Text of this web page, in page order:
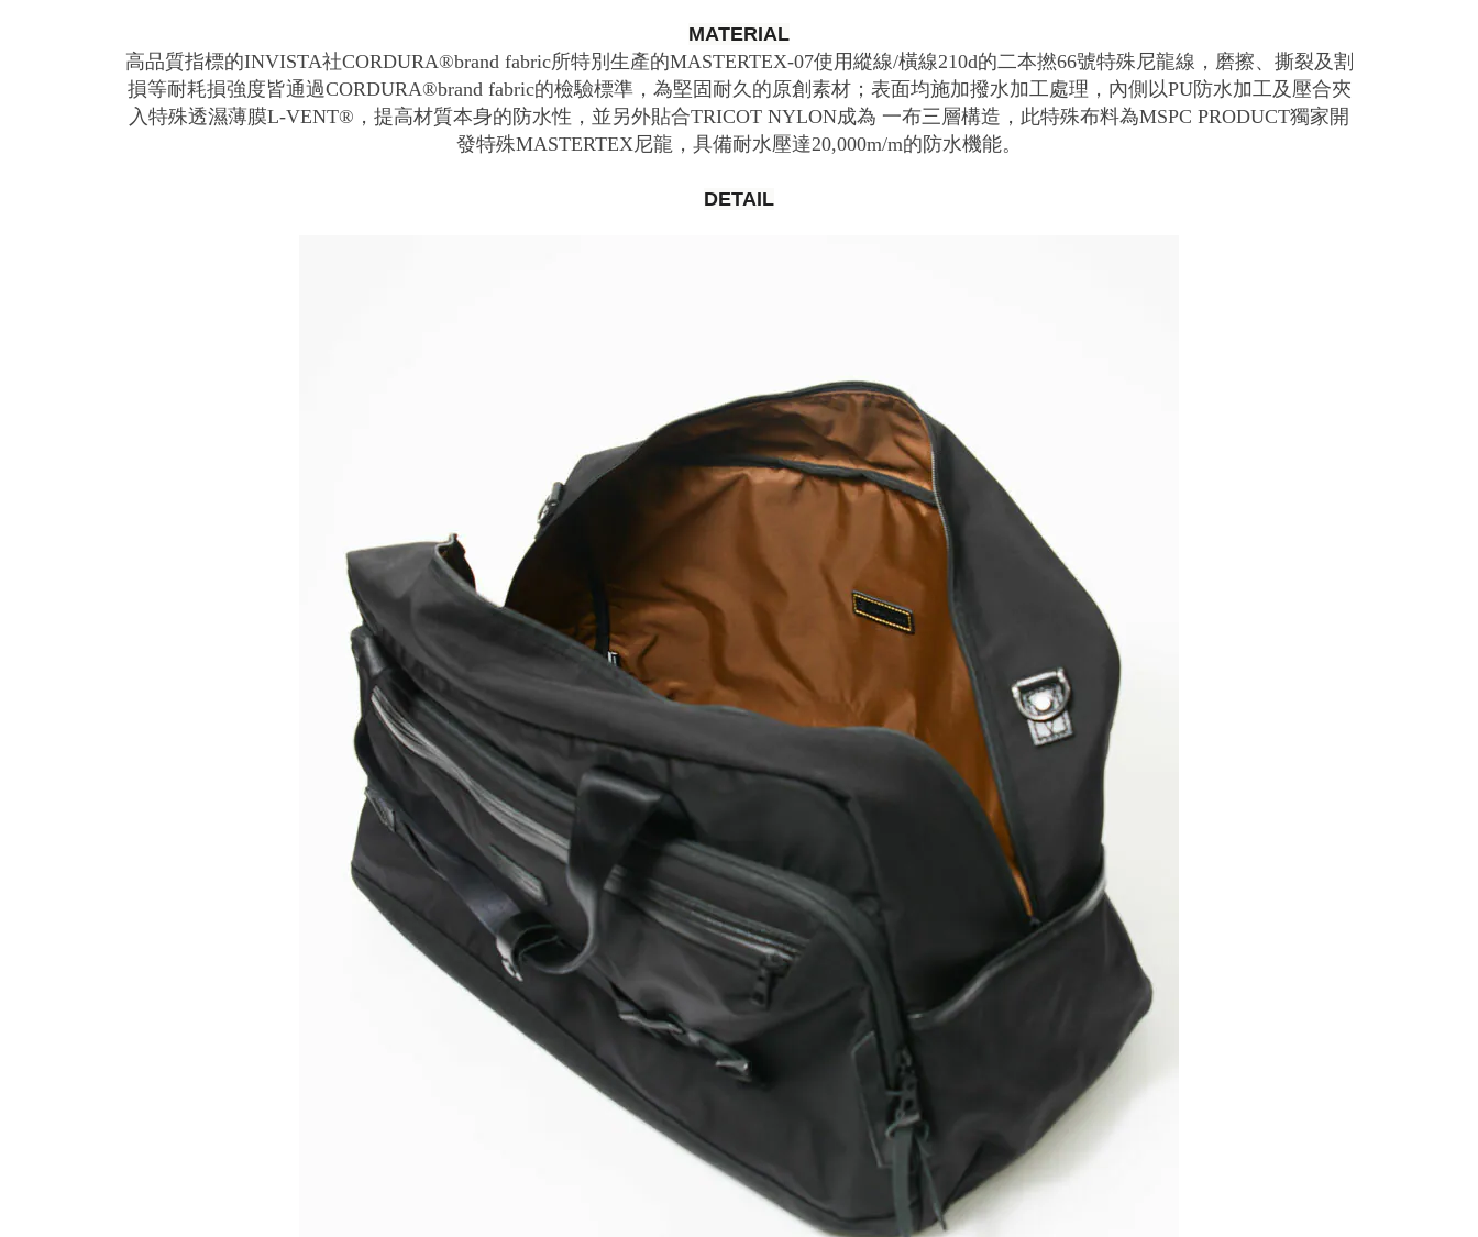
MATERIAL
高品質指標的INVISTA社CORDURA®brand fabric所特別生產的MASTERTEX-07使用縱線/橫線210d的二本撚66號特殊尼龍線，磨擦、撕裂及割
損等耐耗損強度皆通過CORDURA®brand fabric的檢驗標準，為堅固耐久的原創素材；表面均施加撥水加工處理，內側以PU防水加工及壓合夾
入特殊透濕薄膜L-VENT®，提高材質本身的防水性，並另外貼合TRICOT NYLON成為 一布三層構造，此特殊布料為MSPC PRODUCT獨家開
發特殊MASTERTEX尼龍，具備耐水壓達20,000m/m的防水機能。
DETAIL